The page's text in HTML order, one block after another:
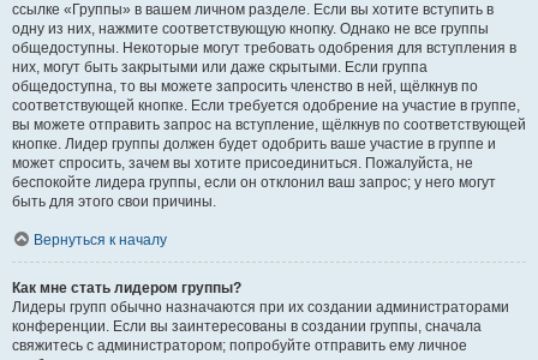
ссылке «Группы» в вашем личном разделе. Если вы хотите вступить в
одну из них, нажмите соответствующую кнопку. Однако не все группы
общедоступны. Некоторые могут требовать одобрения для вступления в
них, могут быть закрытыми или даже скрытыми. Если группа
общедоступна, то вы можете запросить членство в ней, щёлкнув по
соответствующей кнопке. Если требуется одобрение на участие в группе,
вы можете отправить запрос на вступление, щёлкнув по соответствующей
кнопке. Лидер группы должен будет одобрить ваше участие в группе и
может спросить, зачем вы хотите присоединиться. Пожалуйста, не
беспокойте лидера группы, если он отклонил ваш запрос; у него могут
быть для этого свои причины.
Вернуться к началу
Как мне стать лидером группы?
Лидеры групп обычно назначаются при их создании администраторами
конференции. Если вы заинтересованы в создании группы, сначала
свяжитесь с администратором; попробуйте отправить ему личное